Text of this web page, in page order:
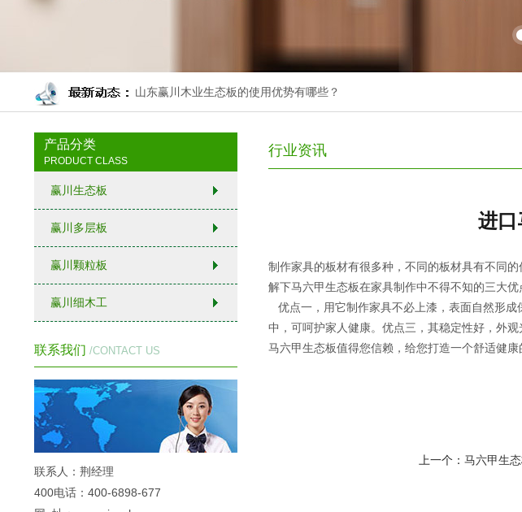
山东赢川木业生态板的使用优势有哪些？
马六甲生态板为什么会在装修中产生裂纹
进口马六甲生态板在家具制作中的三大优点
马六甲生态板之间是有质量分别
定做衣柜赢川国际生态板有何优点
通过闻味道来辨别马六甲生态板的质量
赢川国际板材带你了解什么是生态板
产品分类
PRODUCT CLASS
赢川生态板
赢川多层板
赢川颗粒板
赢川细木工
联系我们 /CONTACT US
联系人：荆经理
400电话：400-6898-677
行业资讯
进口
制作家具的板材有很多种，不同的板材具有不同
解下马六甲生态板在家具制作中不得不知的三大优
优点一，用它制作家具不必上漆，表面自然形
中，可呵护家人健康。优点三，其稳定性好，外
马六甲生态板值得您信赖，给您打造一个舒适健康
上一个： 马六甲生